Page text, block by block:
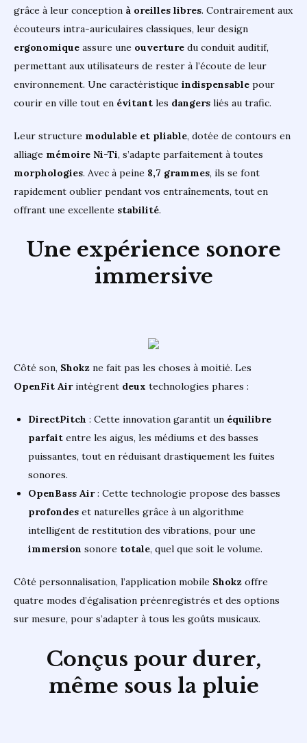
grâce à leur conception à oreilles libres. Contrairement aux
écouteurs intra-auriculaires classiques, leur design
ergonomique assure une ouverture du conduit auditif,
permettant aux utilisateurs de rester à l’écoute de leur
environnement. Une caractéristique indispensable pour
courir en ville tout en évitant les dangers liés au trafic.
Leur structure modulable et pliable, dotée de contours en
alliage mémoire Ni-Ti, s’adapte parfaitement à toutes
morphologies. Avec à peine 8,7 grammes, ils se font
rapidement oublier pendant vos entraînements, tout en
offrant une excellente stabilité.
Une expérience sonore
immersive
Côté son, Shokz ne fait pas les choses à moitié. Les
OpenFit Airintègrent deux technologies phares :
DirectPitch : Cette innovation garantit un équilibre
parfait entre les aigus, les médiums et des basses
puissantes, tout en réduisant drastiquement les fuites
sonores.
OpenBass Air: Cette technologie propose des basses
profondes et naturelles grâce à un algorithme
intelligent de restitution des vibrations, pour une
immersion sonore totale, quel que soit le volume.
Côté personnalisation, l’application mobile Shokz offre
quatre modes d’égalisation préenregistrés et des options
sur mesure, pour s’adapter à tous les goûts musicaux.
Conçus pour durer,
même sous la pluie